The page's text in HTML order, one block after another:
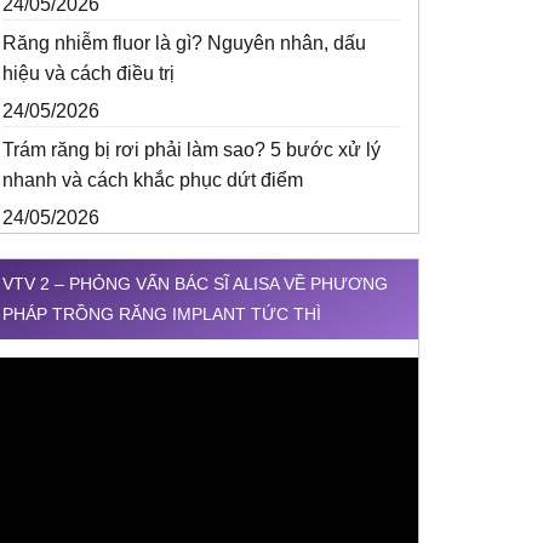
24/05/2026
Răng nhiễm fluor là gì? Nguyên nhân, dấu
hiệu và cách điều trị
24/05/2026
Trám răng bị rơi phải làm sao? 5 bước xử lý
nhanh và cách khắc phục dứt điểm
24/05/2026
VTV 2 – PHỎNG VẤN BÁC SĨ ALISA VỀ PHƯƠNG
PHÁP TRỒNG RĂNG IMPLANT TỨC THÌ